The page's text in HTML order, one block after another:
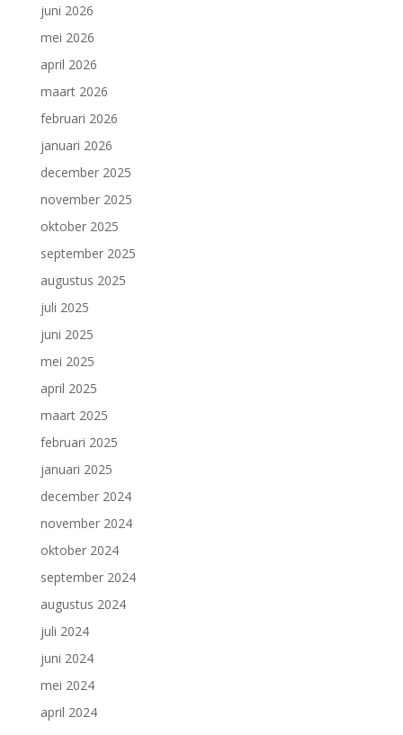
juni 2026
mei 2026
april 2026
maart 2026
februari 2026
januari 2026
december 2025
november 2025
oktober 2025
september 2025
augustus 2025
juli 2025
juni 2025
mei 2025
april 2025
maart 2025
februari 2025
januari 2025
december 2024
november 2024
oktober 2024
september 2024
augustus 2024
juli 2024
juni 2024
mei 2024
april 2024